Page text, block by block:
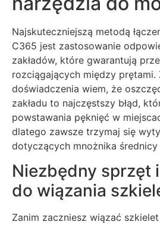
Najskuteczniejszą metodą
C365 jest zastosowanie
zakładów, które gwarantują
rozciągających między prętami.
doświadczenia wiem, że
zakładu to najczęstszy błąd,
powstawania pęknięć w
dlatego zawsze trzymaj się
dotyczących mnożnika średnicy
Niezbędny sprzęt
do wiązania
Zanim zaczniesz wiązać